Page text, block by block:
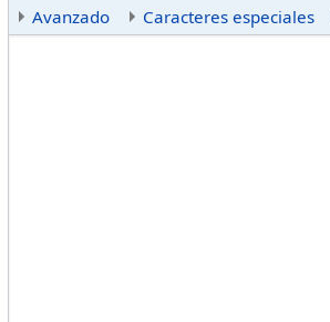
Avanzado Caracteres especiales